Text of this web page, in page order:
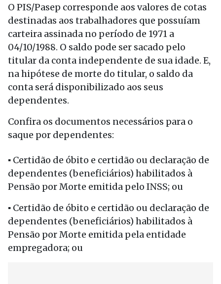
O PIS/Pasep corresponde aos valores de cotas
destinadas aos trabalhadores que possuíam
carteira assinada no período de 1971 a
04/10/1988. O saldo pode ser sacado pelo
titular da conta independente de sua idade. E,
na hipótese de morte do titular, o saldo da
conta será disponibilizado aos seus
dependentes.
Confira os documentos necessários para o
saque por dependentes:
▪ Certidão de óbito e certidão ou declaração de
dependentes (beneficiários) habilitados à
Pensão por Morte emitida pelo INSS; ou
▪ Certidão de óbito e certidão ou declaração de
dependentes (beneficiários) habilitados à
Pensão por Morte emitida pela entidade
empregadora; ou